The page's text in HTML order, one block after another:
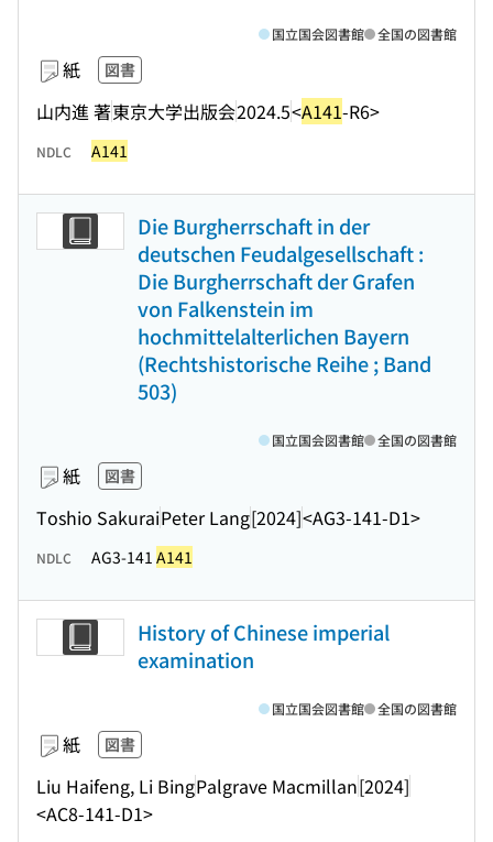
紙 図書
山内進 著東京大学出版会2024.5<A141-R6>
国立国会図書館 全国の図書館
NDLC A141
Die Burgherrschaft in der
deutschen Feudalgesellschaft :
Die Burgherrschaft der Grafen
von Falkenstein im
hochmittelalterlichen Bayern
(Rechtshistorische Reihe ; Band
503)
紙 図書
Toshio SakuraiPeter Lang[2024]<AG3-141-D1>
国立国会図書館 全国の図書館
NDLC AG3-141 A141
History of Chinese imperial
examination
紙 図書
Liu Haifeng, Li BingPalgrave Macmillan[2024]
<AC8-141-D1>
国立国会図書館 全国の図書館